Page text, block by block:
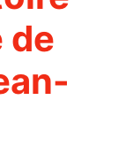
de